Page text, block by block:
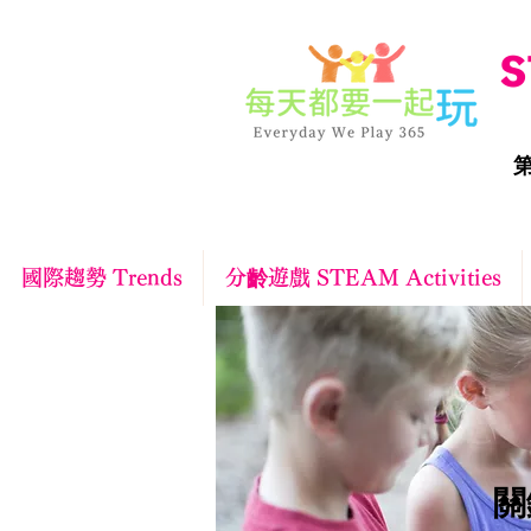
國際趨勢 Trends 分齡遊戲 STEAM Activities